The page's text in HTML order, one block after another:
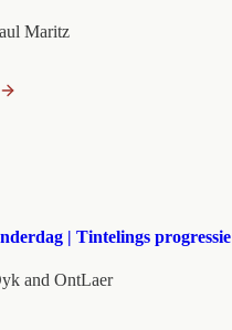
Maritz
| Tintelings progressie
and OntLaer